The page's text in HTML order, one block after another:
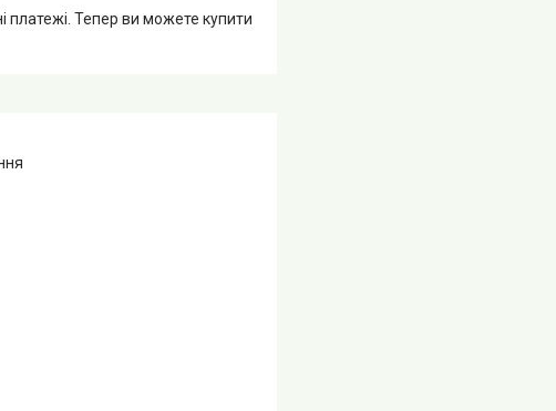
платежі. Тепер ви можете купити